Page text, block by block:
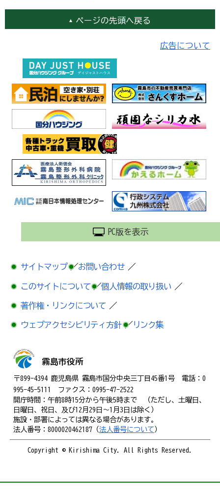
ページの先頭へ戻る
広告について
PC版を表示
サイトマップ ／お問い合わせ ／
このサイトについて ／個人情報の取り扱い ／
著作権・リンクについて ／
ウェブアクセシビリティ方針 ／リンク集
霧島市役所
〒899-4394 鹿児島県 霧島市国分中央三丁目45番1号 電話：0
995-45-5111 ファクス：0995-47-2522
開庁時間：午前8時15分から午後5時まで （ただし、土曜日、
日曜日、祝日、及び12月29日～1月3日は除く）
施設・部署によっては異なる場合があります。
法人番号：8000020462187（法人番号について）
Copyright © Kirishima City. All Rights Reserved.